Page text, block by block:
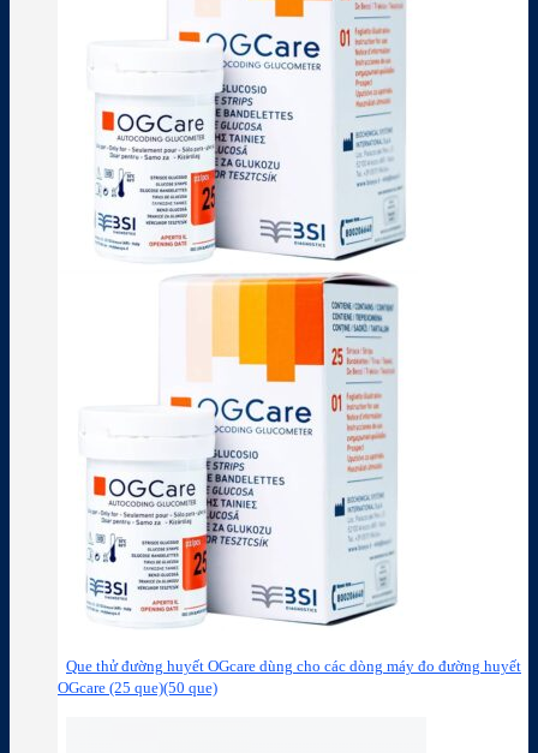
Que thử đường huyết OGcare dùng cho các dòng máy đo đường huyết
OGcare (25 que)(50 que)